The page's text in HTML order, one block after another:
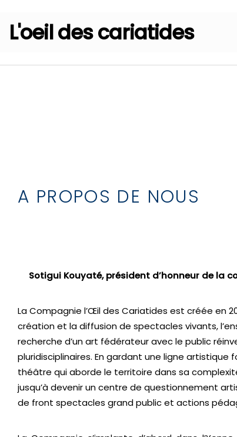
L'oeil des cariatides
A PROPOS DE NOUS
Sotigui Kouyaté, président d’honneur de la
La Compagnie l’Œil des Cariatides est créée en
création et la diffusion de spectacles vivants,
recherche d’un art fédérateur avec le public
pluridisciplinaires. En gardant une ligne
théâtre qui aborde le territoire dans sa
jusqu’à devenir un centre de questionnement
de front spectacles grand public et actions